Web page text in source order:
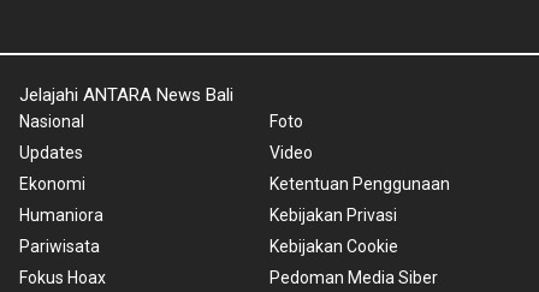
Jelajahi ANTARA News Bali
Nasional
Updates
Ekonomi
Humaniora
Pariwisata
Fokus Hoax
Foto
Video
Ketentuan Penggunaan
Kebijakan Privasi
Kebijakan Cookie
Pedoman Media Siber